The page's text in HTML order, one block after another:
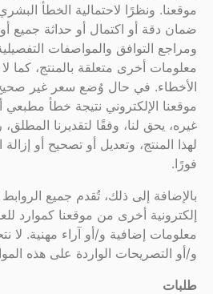
موقعنا. ونظرًا لاحتمالية الخطأ
ضمان دقة أو اكتمال أو حداثة جميع
ومراجع التوافق والمواصفات
معلومات أخرى متعلقة بالمنتج، كما
الأخطاء. في حال وُضع سعر غير
موقعنا الإلكتروني نتيجة خطأ مطبعي
غيره، يحق لنا، وفقًا لتقديرنا
لهذا المنتج، وتعديل أو تصحيح أو
فورًا.
بالإضافة إلى ذلك، تُقدم جميع الروابط
إلكترونية أخرى من موقعنا كموارد
معلومات إضافية و/أو آراء مهنية. لا
و/أو التصريحات الواردة على هذه
طلبات